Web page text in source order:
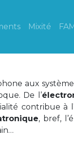
Mixité
aux
De l’
contribue à
, bref,